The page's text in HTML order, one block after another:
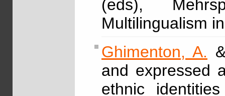
(eds),
Multilingualism
Ghimenton, A.
and expressed
ethnic